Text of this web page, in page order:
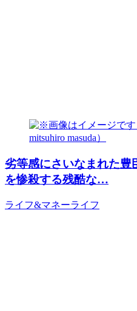
劣等感にさいなまれた豊
を惨殺する残酷な…
ライフ&マネーライフ